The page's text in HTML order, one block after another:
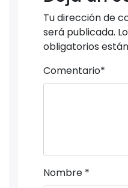
Tu dirección de
será publicada.
obligatorios
Comentario*
Nombre *